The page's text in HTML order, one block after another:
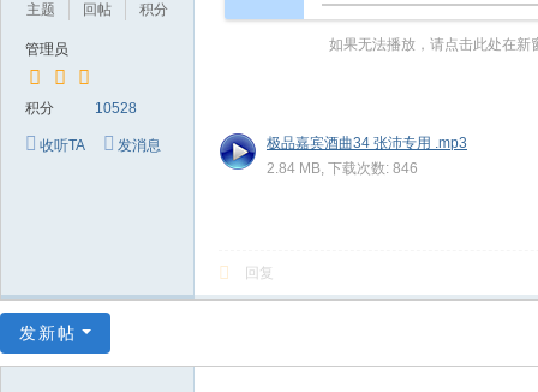
载
基
主题
回帖
积分
管理员
积分 10528
收听TA 发消息
如果无法播放，请点击此处在新
极品嘉宾酒曲34 张沛专用 .mp3
2.84 MB, 下载次数: 846
回复
发新帖